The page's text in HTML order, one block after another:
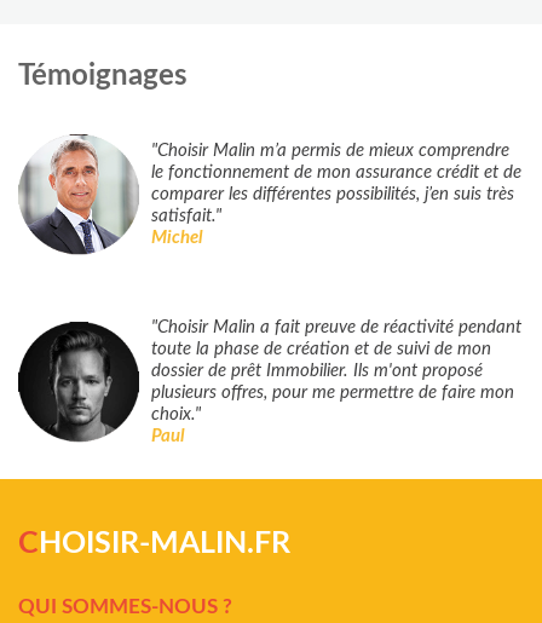
Témoignages
"Choisir Malin m’a permis de mieux comprendre
le fonctionnement de mon assurance crédit et de
comparer les différentes possibilités, j’en suis très
satisfait."
Michel
"Choisir Malin a fait preuve de réactivité pendant
toute la phase de création et de suivi de mon
dossier de prêt Immobilier. Ils m'ont proposé
plusieurs offres, pour me permettre de faire mon
choix."
Paul
C HOISIR-MALIN.FR
QUI SOMMES-NOUS ?